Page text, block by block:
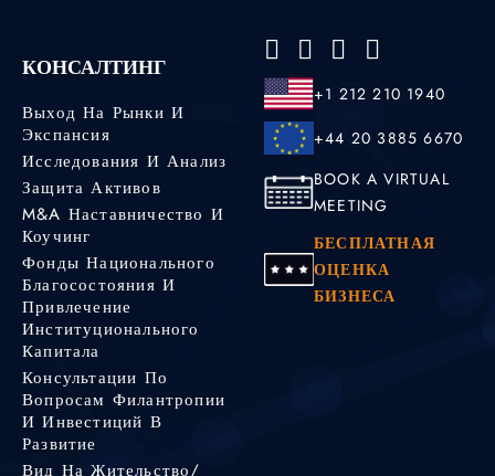
КОНСАЛТИНГ
Выход На Рынки И
Экспансия
Исследования И Анализ
Защита Активов
M&A Наставничество И
Коучинг
Фонды Национального
Благосостояния И
Привлечение
Институционального
Капитала
Консультации По
Вопросам Филантропии
И Инвестиций В
Развитие
Вид На Жительство/
+1 212 210 1940
+44 20 3885 6670
BOOK A VIRTUAL
MEETING
БЕСПЛАТНАЯ
ОЦЕНКА
БИЗНЕСА